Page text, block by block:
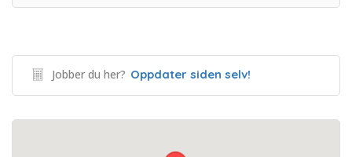
Jobber du her? Oppdater siden selv!